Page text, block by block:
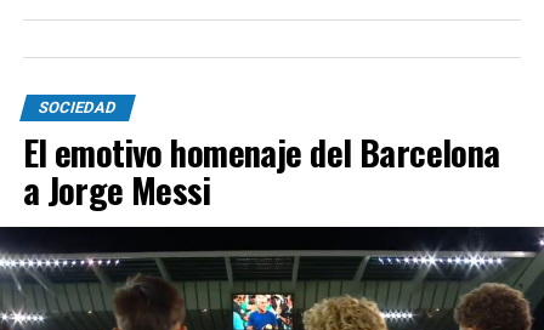
SOCIEDAD
El emotivo homenaje del Barcelona
a Jorge Messi